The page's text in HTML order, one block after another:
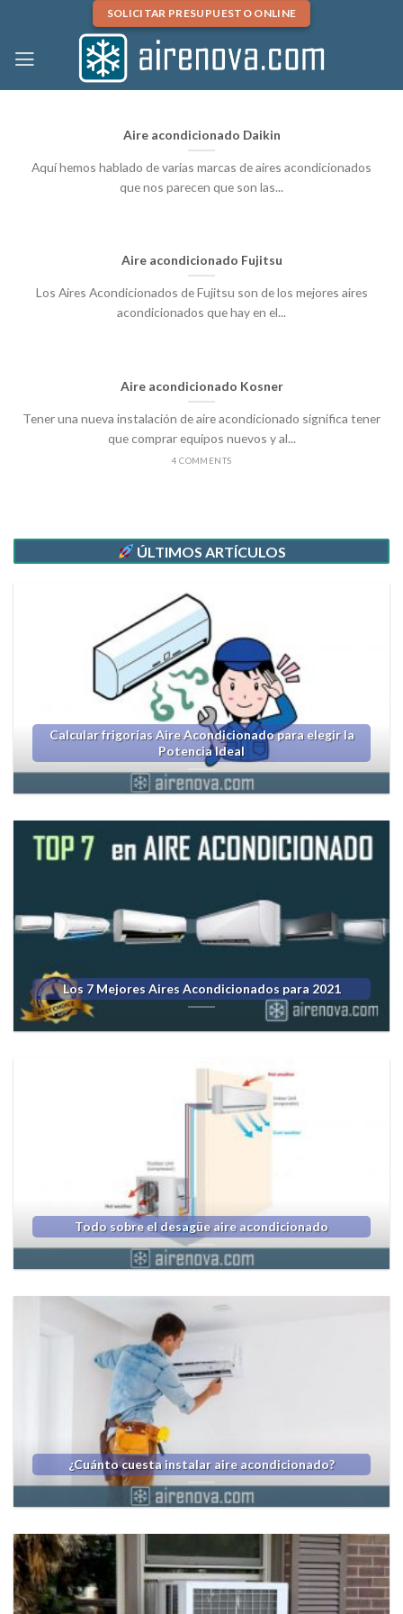
content
SOLICITAR PRESUPUESTO ONLINE
Aire acondicionado Daikin
Aquí hemos hablado de varias marcas de aires acondicionados
que nos parecen que son las...
Aire acondicionado Fujitsu
Los Aires Acondicionados de Fujitsu son de los mejores aires
acondicionados que hay en el...
Aire acondicionado Kosner
Tener una nueva instalación de aire acondicionado significa tener
que comprar equipos nuevos y al...
4 COMMENTS
ÚLTIMOS ARTÍCULOS
Calcular frigorías Aire Acondicionado para elegir la
Potencia Ideal
Los 7 Mejores Aires Acondicionados para 2021
Todo sobre el desagüe aire acondicionado
¿Cuánto cuesta instalar aire acondicionado?